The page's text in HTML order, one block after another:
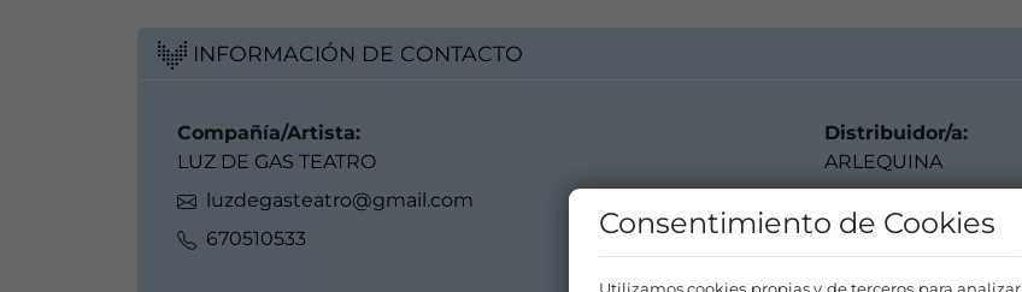
INFORMACIÓN DE CONTACTO
Compañía/Artista:
LUZ DE GAS TEATRO
luzdegasteatro@gmail.com
670510533
Distribuidor/a:
ARLEQUINA
657 257 303
Consentimiento de Cookies